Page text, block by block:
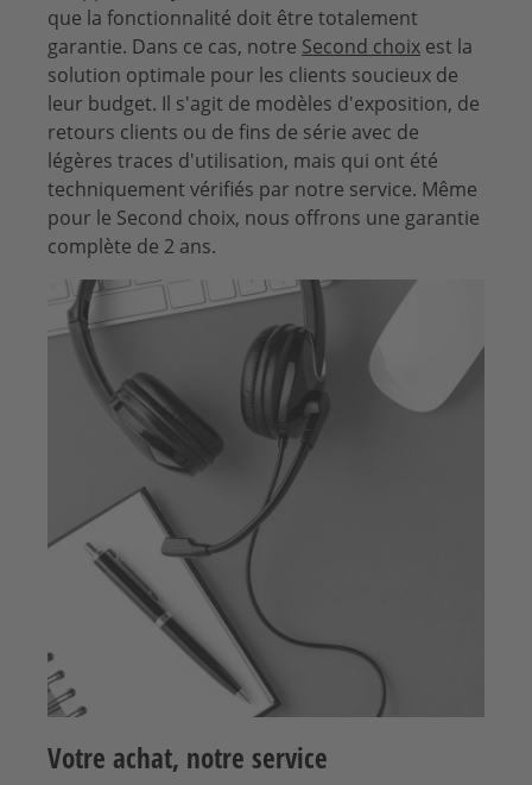
que la fonctionnalité doit être totalement
garantie. Dans ce cas, notre Second choix est la
solution optimale pour les clients soucieux de
leur budget. Il s'agit de modèles d'exposition, de
retours clients ou de fins de série avec de
légères traces d'utilisation, mais qui ont été
techniquement vérifiés par notre service. Même
pour le Second choix, nous offrons une garantie
complète de 2 ans.
Votre achat, notre service